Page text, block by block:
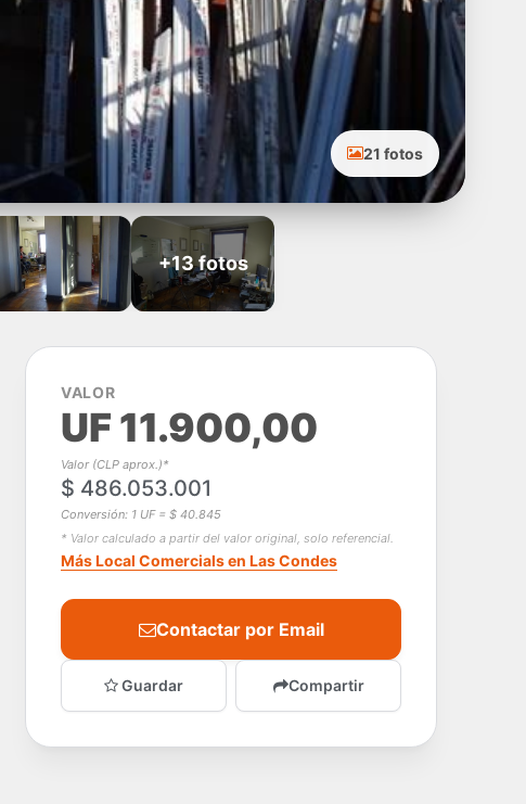
21 fotos
+13 fotos
VALOR
UF 11.900,00
Valor (CLP aprox.)*
$ 486.053.001
Conversión: 1 UF = $ 40.845
* Valor calculado a partir del valor original, solo referencial.
Más Local Comercials en Las Condes
Contactar por Email
Guardar Compartir